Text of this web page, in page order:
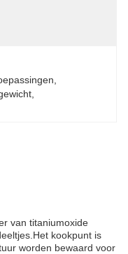
van titaniumoxide
kookpunt is
worden bewaard voor